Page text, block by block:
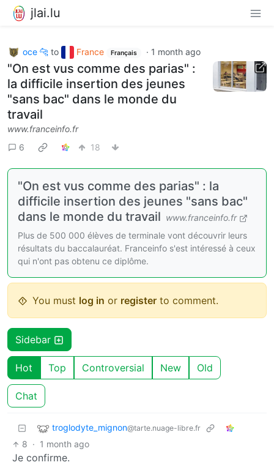
jlai.lu
oce 🐆 to France Français · 1 month ago
"On est vus comme des parias" :
la difficile insertion des jeunes
"sans bac" dans le monde du
travail
www.franceinfo.fr
6
18
"On est vus comme des parias" : la
difficile insertion des jeunes "sans bac"
dans le monde du travail www.franceinfo.fr
Plus de 500 000 élèves de terminale vont découvrir leurs
résultats du baccalauréat. Franceinfo s'est intéressé à ceux
qui n'ont pas obtenu ce diplôme.
You must log in or register to comment.
Sidebar
Hot Top Controversial New Old
Chat
troglodyte_mignon@tarte.nuage-libre.fr
8 · 1 month ago
Je confirme.